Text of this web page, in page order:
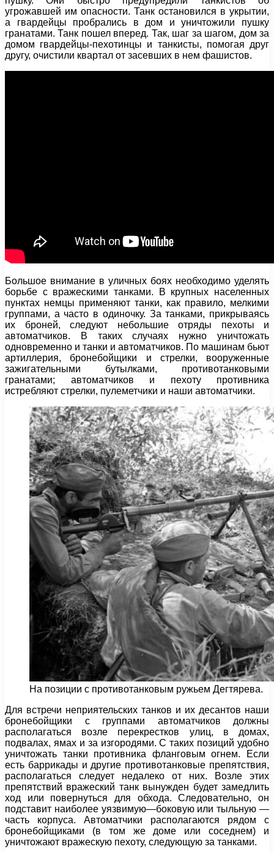
угрожавшей им опасности. Танк остановился в укрытии,
а гвардейцы пробрались в дом и уничтожили пушку
гранатами. Танк пошел вперед. Так, шаг за шагом, дом за
домом гвардейцы-пехотинцы и танкисты, помогая друг
другу, очистили квартал от засевших в нем фашистов.
Большое внимание в уличных боях необходимо уделять
борьбе с вражескими танками. В крупных населенных
пунктах немцы применяют танки, как правило, мелкими
группами, а часто в одиночку. За танками, прикрываясь
их броней, следуют небольшие отряды пехоты и
автоматчиков. В таких случаях нужно уничтожать
одновременно и танки и автоматчиков. По машинам бьют
артиллерия, бронебойщики и стрелки, вооруженные
зажигательными бутылками, противотанковыми
гранатами; автоматчиков и пехоту противника
истребляют стрелки, пулеметчики и наши автоматчики.
На позиции с противотанковым ружьем Дегтярева.
Для встречи неприятельских танков и их десантов наши
бронебойщики с группами автоматчиков должны
располагаться возле перекрестков улиц, в домах,
подвалах, ямах и за изгородями. С таких позиций удобно
уничтожать танки противника фланговым огнем. Если
есть баррикады и другие противотанковые препятствия,
располагаться следует недалеко от них. Возле этих
препятствий вражеский танк вынужден будет замедлить
ход или повернуться для обхода. Следовательно, он
подставит наиболее уязвимую—боковую или тыльную —
часть корпуса. Автоматчики располагаются рядом с
бронебойщиками (в том же доме или соседнем) и
уничтожают вражескую пехоту, следующую за танками.